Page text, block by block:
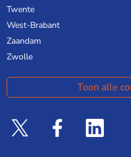
Twente
West-Brabant
Zaandam
Zwolle
Toon alle